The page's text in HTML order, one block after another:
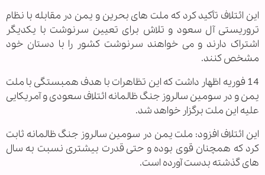
این ائتلاف تأکید کرد که ملت های بحرین و یمن در مقابله با نظام
تروریستی آل سعود و تلاش برای تعیین سرنوشت با یکدیگر
اشتراک دارند و می خواهند سرنوشت کشور را با دستان خود
مشخص کنند.
14 فوریه اظهار داشت که این تظاهرات با هدف همبستگی با ملت
یمن و در سومین سالروز جنگ ظالمانه ائتلاف سعودی و آمریکایی
علیه این ملت برگزار خواهد شد.
این ائتلاف افزود: ملت یمن در سومین سالروز جنگ ظالمانه ثابت
کرد که همچنان قوی بوده و حتی قدرت بیشتری نسبت به سال
های گذشته بدست آورده است.